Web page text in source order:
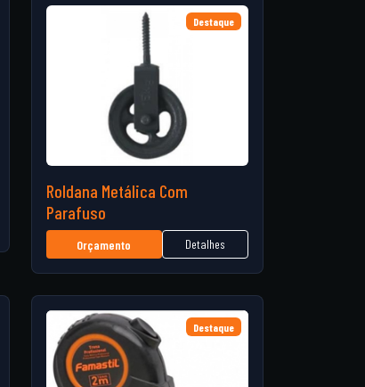
Destaque
Roldana Metálica Com
Parafuso
Orçamento Detalhes
Destaque